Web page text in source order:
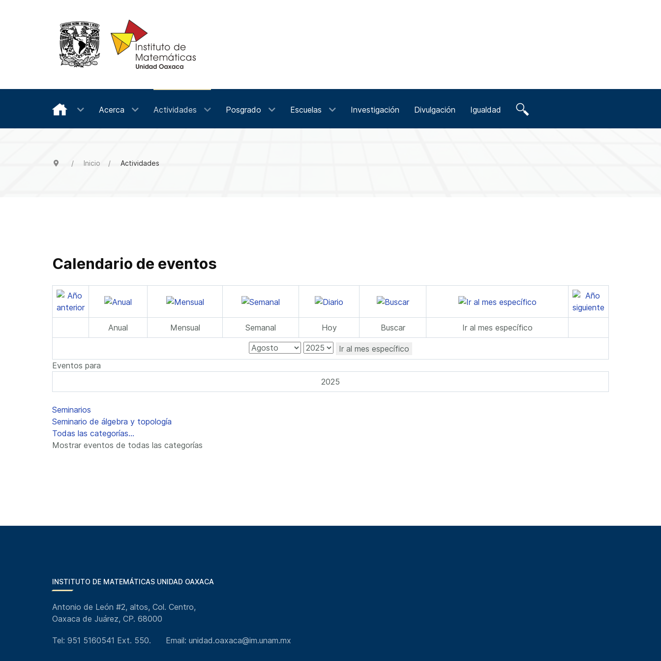
Acerca Actividades Posgrado Escuelas Investigación Divulgación Igualdad
Inicio Actividades
Calendario de eventos
Anual Mensual Semanal Hoy Buscar Ir al mes específico
Ir al mes específico
Eventos para
2025
Lista de límites de paginación
Seminarios
Seminario de álgebra y topología
Todas las categorías...
Mostrar eventos de todas las categorías
INSTITUTO DE MATEMÁTICAS UNIDAD OAXACA
Antonio de León #2, altos, Col. Centro,
Oaxaca de Juárez, CP. 68000
Tel: 951 5160541 Ext. 550. Email: unidad.oaxaca@im.unam.mx